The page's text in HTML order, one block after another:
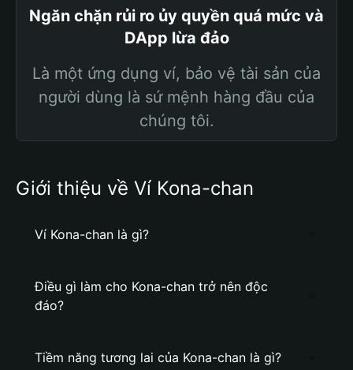
Ngăn chặn rủi ro ủy quyền quá mức và
DApp lừa đảo
Là một ứng dụng ví, bảo vệ tài sản của
người dùng là sứ mệnh hàng đầu của
chúng tôi.
Giới thiệu về Ví Kona-chan
Ví Kona-chan là gì?
Điều gì làm cho Kona-chan trở nên độc
đáo?
Tiềm năng tương lai của Kona-chan là gì?